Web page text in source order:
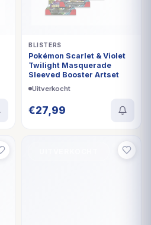
BLISTERS
Pokémon Scarlet & Violet
Twilight Masquerade
Sleeved Booster Artset
Uitverkocht
€27,99